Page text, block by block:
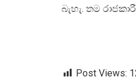
බැහැ. තම
Post Views: